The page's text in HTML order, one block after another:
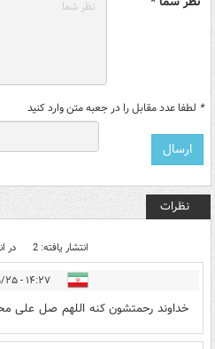
* لطفا عدد مقابل را در جعبه متن وارد کنید
نظرات
انتشار یافته: 2 در
۱۴:۲۷ - ۱۳۹۷/۰۵/۲۵
خداوند رحمتشون کنه اللهم صل علی